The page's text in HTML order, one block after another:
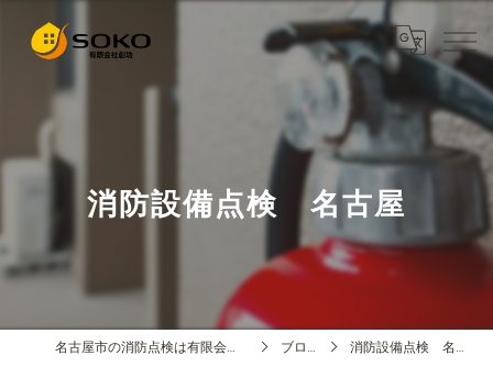
消防設備点検 名古屋
名古屋市の消防点検は有限会社創功 ブログ 消防設備点検 名古屋